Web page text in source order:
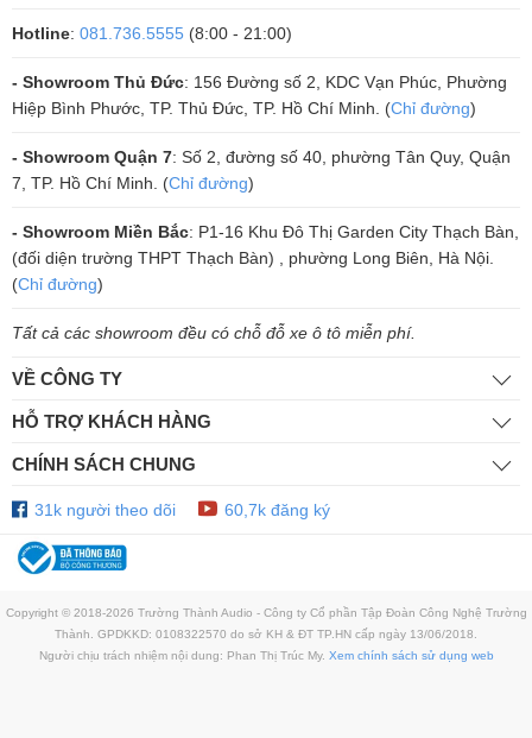
Với những ưu điểm vượt trội từ thiết kế đến công nghệ và hiệu suất,
Amply Paramax MK A2000 thực sự là một siêu phẩm không thể thiếu
giải trí âm nhạc đỉnh cao và chuyên nghiệp.
Góp - 2026
Mua Amply Karaoke Chống Hú Rít 100% Cho
Hãng. Xem Ngay!
Hotline: 081.736.5555 (8:00 - 21:00)
- Showroom Thủ Đức: 156 Đường số 2, KDC Vạn Phúc, Phường
Hiệp Bình Phước, TP. Thủ Đức, TP. Hồ Chí Minh. (Chỉ đường)
- Showroom Quận 7: Số 2, đường số 40, phường Tân Quy, Quận
7, TP. Hồ Chí Minh. (Chỉ đường)
- Showroom Miền Bắc: P1-16 Khu Đô Thị Garden City Thạch Bàn,
(đối diện trường THPT Thạch Bàn) , phường Long Biên, Hà Nội.
(Chỉ đường)
Tất cả các showroom đều có chỗ đỗ xe ô tô miễn phí.
VỀ CÔNG TY
HỖ TRỢ KHÁCH HÀNG
CHÍNH SÁCH CHUNG
31k người theo dõi 60,7k đăng ký
Copyright © 2018-2026 Trường Thành Audio - Công ty Cổ phần Tập Đoàn Công Nghệ Trường
Thành. GPDKKD: 0108322570 do sở KH & ĐT TP.HN cấp ngày 13/06/2018.
Người chịu trách nhiệm nội dung: Phan Thị Trúc My. Xem chính sách sử dụng web